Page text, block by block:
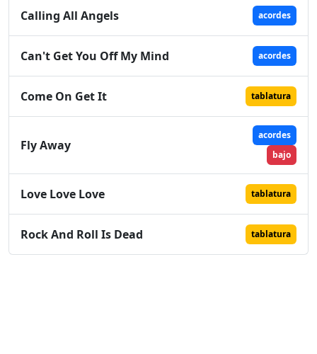
Calling All Angels acordes
Can't Get You Off My Mind acordes
Come On Get It tablatura
Fly Away
acordes
bajo
Love Love Love tablatura
Rock And Roll Is Dead tablatura